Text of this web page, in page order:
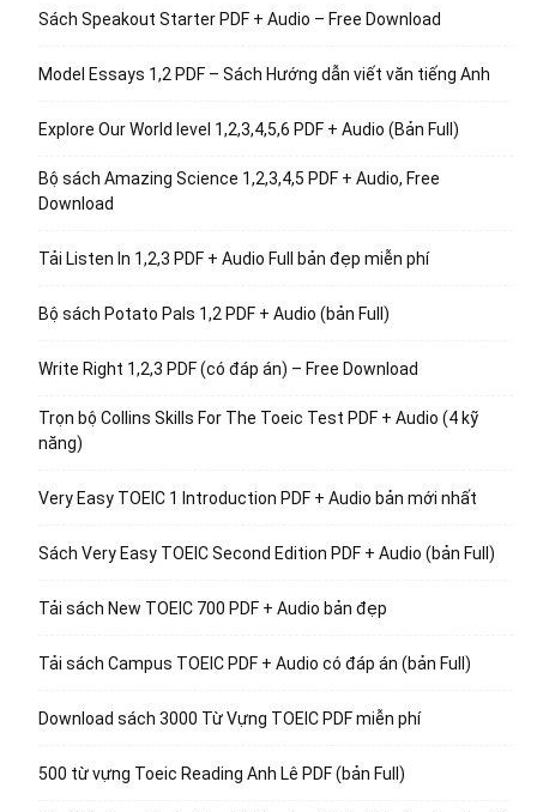
Sách Speakout Starter PDF + Audio – Free Download
Model Essays 1,2 PDF – Sách Hướng dẫn viết văn tiếng Anh
Explore Our World level 1,2,3,4,5,6 PDF + Audio (Bản Full)
Bộ sách Amazing Science 1,2,3,4,5 PDF + Audio, Free
Download
Tải Listen In 1,2,3 PDF + Audio Full bản đẹp miễn phí
Bộ sách Potato Pals 1,2 PDF + Audio (bản Full)
Write Right 1,2,3 PDF (có đáp án) – Free Download
Trọn bộ Collins Skills For The Toeic Test PDF + Audio (4 kỹ
năng)
Very Easy TOEIC 1 Introduction PDF + Audio bản mới nhất
Sách Very Easy TOEIC Second Edition PDF + Audio (bản Full)
Tải sách New TOEIC 700 PDF + Audio bản đẹp
Tải sách Campus TOEIC PDF + Audio có đáp án (bản Full)
Download sách 3000 Từ Vựng TOEIC PDF miễn phí
500 từ vựng Toeic Reading Anh Lê PDF (bản Full)